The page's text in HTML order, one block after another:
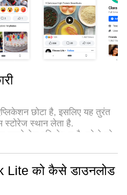
छोटा है, इसलिए यह तुरंत
स्टोरेज स्थान लेता है.
सबसे तेज़ एप्लिकेशन है. फ़ोटो को
करके पैसे बचाएँ.
के लिए बनाया गया है.
Lite को कैसे डाउनलोड